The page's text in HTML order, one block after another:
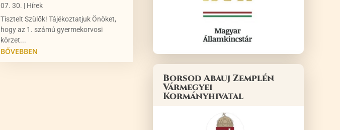
07. 30. | Hírek
Tisztelt Szülők! Tájékoztatjuk Önöket,
hogy az 1. számú gyermekorvosi
körzet...
BŐVEBBEN
Borsod Abauj Zemplén
Vármegyei
Kormányhivatal